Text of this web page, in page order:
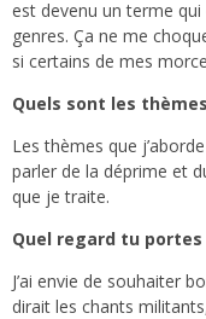
est devenu un terme
genres. Ça ne me
si certains de mes
Quels sont les
Les thèmes que
parler de la déprime et
que je traite.
Quel regard tu
J’ai envie de souhaiter
dirait les chants